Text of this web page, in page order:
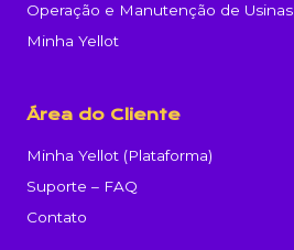
Operação e Manutenção de Usinas
Minha Yellot
Área do Cliente
Minha Yellot (Plataforma)
Suporte – FAQ
Contato